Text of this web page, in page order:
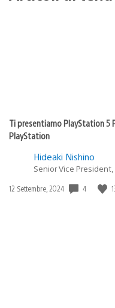
Ti presentiamo PlayStation 5
PlayStation
Hideaki Nishino
Senior Vice
Data
12 Settembre, 2024 4